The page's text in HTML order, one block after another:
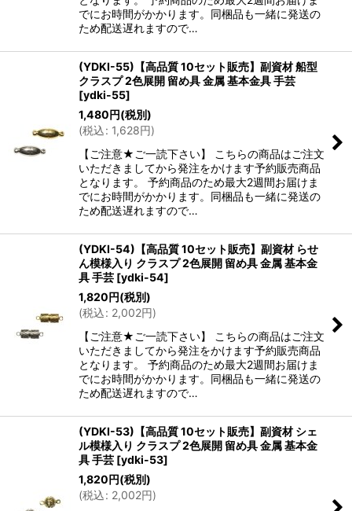
でにお時間がかかります。同梱品も一緒に発送の
ため配送遅れますので…
(YDKI-55)【高品質 10セット販売】副資材 船型
クラスプ 2色展開 留め具 金属 基本金具 手芸
[ydki-55]
1,480円(税別)
(税込: 1,628円)
【ご注意★ご一読下さい】 こちらの商品はご注文
いただきましてから発注をかけます予約販売商品
となります。 予約商品のため最大2週間お届けま
でにお時間がかかります。同梱品も一緒に発送の
ため配送遅れますので…
(YDKI-54)【高品質 10セット販売】副資材 らせ
ん模様入り クラスプ 2色展開 留め具 金属 基本金
具 手芸 [ydki-54]
1,820円(税別)
(税込: 2,002円)
【ご注意★ご一読下さい】 こちらの商品はご注文
いただきましてから発注をかけます予約販売商品
となります。 予約商品のため最大2週間お届けま
でにお時間がかかります。同梱品も一緒に発送の
ため配送遅れますので…
(YDKI-53)【高品質 10セット販売】副資材 シェ
ル模様入り クラスプ 2色展開 留め具 金属 基本金
具 手芸 [ydki-53]
1,820円(税別)
(税込: 2,002円)